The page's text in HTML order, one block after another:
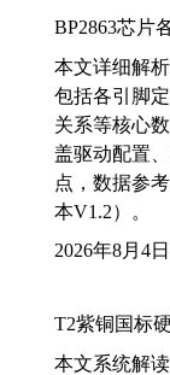
BP2863芯片
本文详细解
包括各引脚
关系等核心
盖驱动配置
点，数据参
本V1.2）。
2026年8月4日
T2紫铜国标
本文系统解